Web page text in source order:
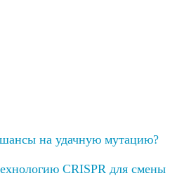
на удачную мутацию?
CRISPR для смены